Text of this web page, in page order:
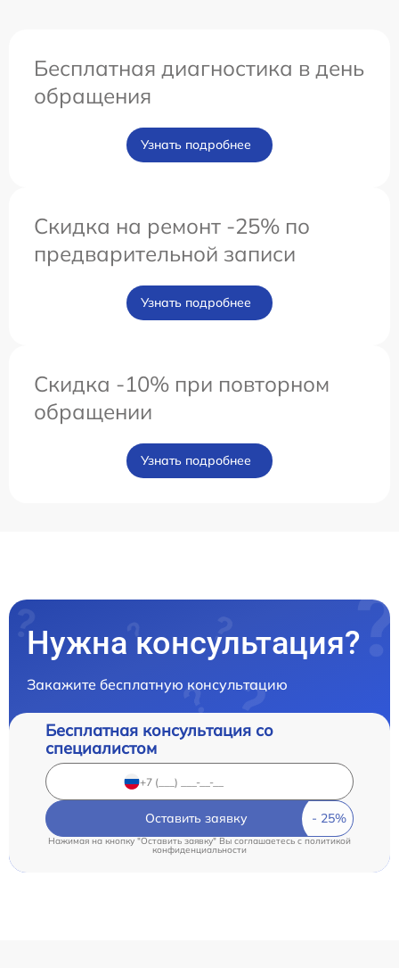
Бесплатная диагностика в день
обращения
Узнать подробнее
Скидка на ремонт -25% по
предварительной записи
Узнать подробнее
Скидка -10% при повторном
обращении
Узнать подробнее
Нужна консультация?
Закажите бесплатную консультацию
Бесплатная консультация со
специалистом
Оставить заявку
Нажимая на кнопку "Оставить заявку" Вы соглашаетесь c политикой
конфиденциальности